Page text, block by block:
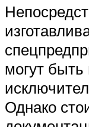
могут
Однако